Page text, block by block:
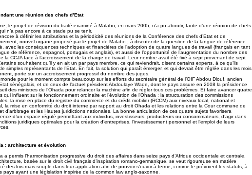
une réunion des chefs d’Etat
le projet de révision du traité examiné à Malabo, en mars 2005, n’a pu aboutir, faute d’une réunion de chefs
n’a pas encore à ce stade pu se tenir.
à définir les attributions et la périodicité des réunions de la Conférence des chefs d’Etat et de
nouvel organe proposé par le projet de Malabo ; à discuter de la question de la langue de référence
avec les conséquences techniques et financières de l’adoption de quatre langues de travail (français en tant
de référence, espagnol, portugais et anglais), et aussi de l’opportunité de l’augmentation du nombre des
la CCJA face à l’accroissement de la charge de travail. Leur nombre avait été fixé à sept provenant de sept
souhaitent qu’il y en ait un par pays membre, ce qui reviendrait, disent certains experts, à ce qu’ils
simples représentants de l’Etat. En fait, la solution qui paraît émerger, et qui devrait être réglée dans les mois
porte sur un accroissement progressif du nombre des juges.
pour le moment compte beaucoup sur les efforts du secrétaire général de l’OIF Abdou Diouf, ancien
sénégalais, et de ceux de l’actuel président Abdoulaye Wade, dont le pays assure en 2008 la présidence
des ministres de l’Ohada pour relancer la machine afin de régler tous ces problèmes. Et faire avancer quatre
qui influent sur le fonctionnement ordinaire et l’évolution de l’Ohada : la structuration des commissions
la mise en place du registre du commerce et du crédit mobilier (RCCM) aux niveaux local, national et
la mise en conformité du droit interne par rapport au droit Ohada et les relations entre la Cour commune de
d’arbitrage et les Hautes juridictions nationales. La bonne articulation de ces quatre sujets favorisera
d’un espace régulé permettant aux individus, investisseurs, producteurs ou consommateurs, d’agir dans
juridiques optimales pour la création d’entreprises, l’investissement personnel et l’emploi de leurs
: architecture et évolution
a permis l’harmonisation progressive du droit des affaires dans seize pays d’Afrique occidentale et centrale.
basée sur le droit civil français d’inspiration romano-germanique, se veut rigoureuse en matière
des lois mais souple dans leur application afin de pouvoir s’ouvrir à terme, comme le prévoient les statuts, à
pays ayant une législation inspirée de la common law anglo-saxonne.